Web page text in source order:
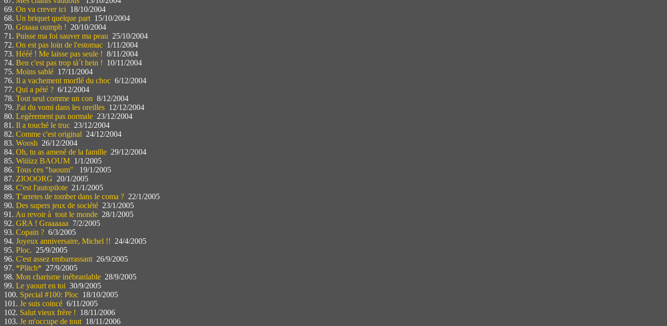
69. On va crever ici 18/10/2004
68. Un briquet quelque part 15/10/2004
70. Graaaa oumph ! 20/10/2004
71. Puisse ma foi sauver ma peau 25/10/2004
72. On est pas loin de l'estomac 1/11/2004
73. Hééé ! Me laisse pas seule ! 8/11/2004
74. Ben c'est pas trop tà´t hein ! 10/11/2004
75. Moins sablé 17/11/2004
76. Il a vachement morflé du choc 6/12/2004
77. Qui a pété ? 6/12/2004
78. Tout seul comme un con 8/12/2004
79. J'ai du vomi dans les oreilles 12/12/2004
80. Legèrement pas normale 23/12/2004
81. Il a touché le truc 23/12/2004
82. Comme c'est original 24/12/2004
83. Woosh 26/12/2004
84. Oh, tu as amené de la famille 29/12/2004
85. Wiiiizz BAOUM 1/1/2005
86. Tous ces "baoum"
19/1/2005
87. ZIOOORG 20/1/2005
88. C'est l'autopilote 21/1/2005
89. T'arretes de tomber dans le coma ? 22/1/2005
90. Des supers jeux de société 23/1/2005
91. Au revoir à tout le monde 28/1/2005
92. GRA ! Graaaaaa 7/2/2005
93. Copain ? 6/3/2005
94. Joyeux anniversaire, Michel !! 24/4/2005
95. Ploc. 25/9/2005
96. C'est assez embarrassant 26/9/2005
97. *Plitch* 27/9/2005
98. Mon charisme inébranlable 28/9/2005
99. Le yaourt en toi 30/9/2005
100. Special #100: Ploc 18/10/2005
101. Je suis coincé 6/11/2005
102. Salut vieux frère ! 18/11/2006
103. Je m'occupe de tout 18/11/2006